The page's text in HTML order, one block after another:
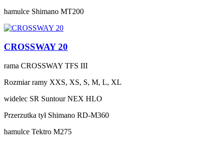
hamulce Shimano MT200
CROSSWAY 20
rama CROSSWAY TFS III
Rozmiar ramy XXS, XS, S, M, L, XL
widelec SR Suntour NEX HLO
Przerzutka tył Shimano RD-M360
hamulce Tektro M275